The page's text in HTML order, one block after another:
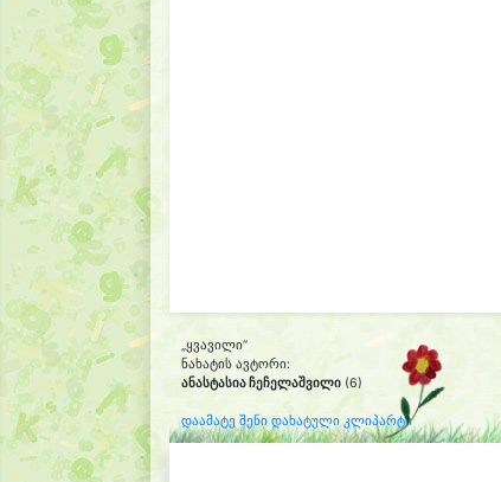
„ყვავილი“
ნახატის ავტორი:
ანასტასია ჩეჩელაშვილი (6)
დაამატე შენი დახატული კლიპარტი